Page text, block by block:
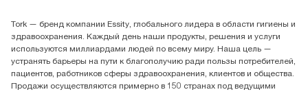
Контакты на рынках СНГ
ООО «Эссити», Представительство в Казахстане Пр.
Достык, 210, 2 блок, 3 этаж,
офис №32 050051, г.
Алматы, Казахстан
Tork — бренд компании Essity, глобального лидера в области гигиены и
здравоохранения. Каждый день наши продукты, решения и услуги
используются миллиардами людей по всему миру. Наша цель —
устранять барьеры на пути к благополучию ради пользы потребителей,
пациентов, работников сферы здравоохранения, клиентов и общества.
Продажи осуществляются примерно в 150 странах под ведущими